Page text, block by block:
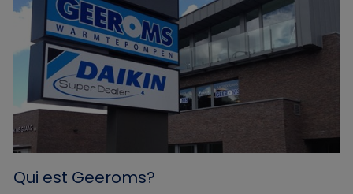
Qui est Geeroms?